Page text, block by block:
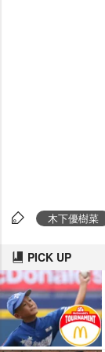
木下優樹菜
PICK UP